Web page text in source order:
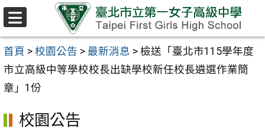
跳至主要內容區
首頁 > 校園公告 > 最新消息 > 檢送「臺北市115學年度
市立高級中等學校校長出缺學校新任校長遴選作業簡
章」1份
校園公告
選
單